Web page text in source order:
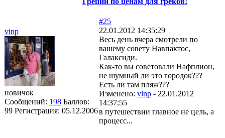
vinp
новичок
Сообщений: 198 Баллов:
99 Регистрация: 05.12.2006
#25
22.01.2012 14:35:29
Весь день вчера смотрели по
вашему совету Навпактос,
Галаксиди.
Как-то вы советовали Нафплион,
не шумный ли это городок???
Есть ли там пляж???
Изменено: vinp - 22.01.2012
14:37:55
в путешествии главное не цель, а
процесс...